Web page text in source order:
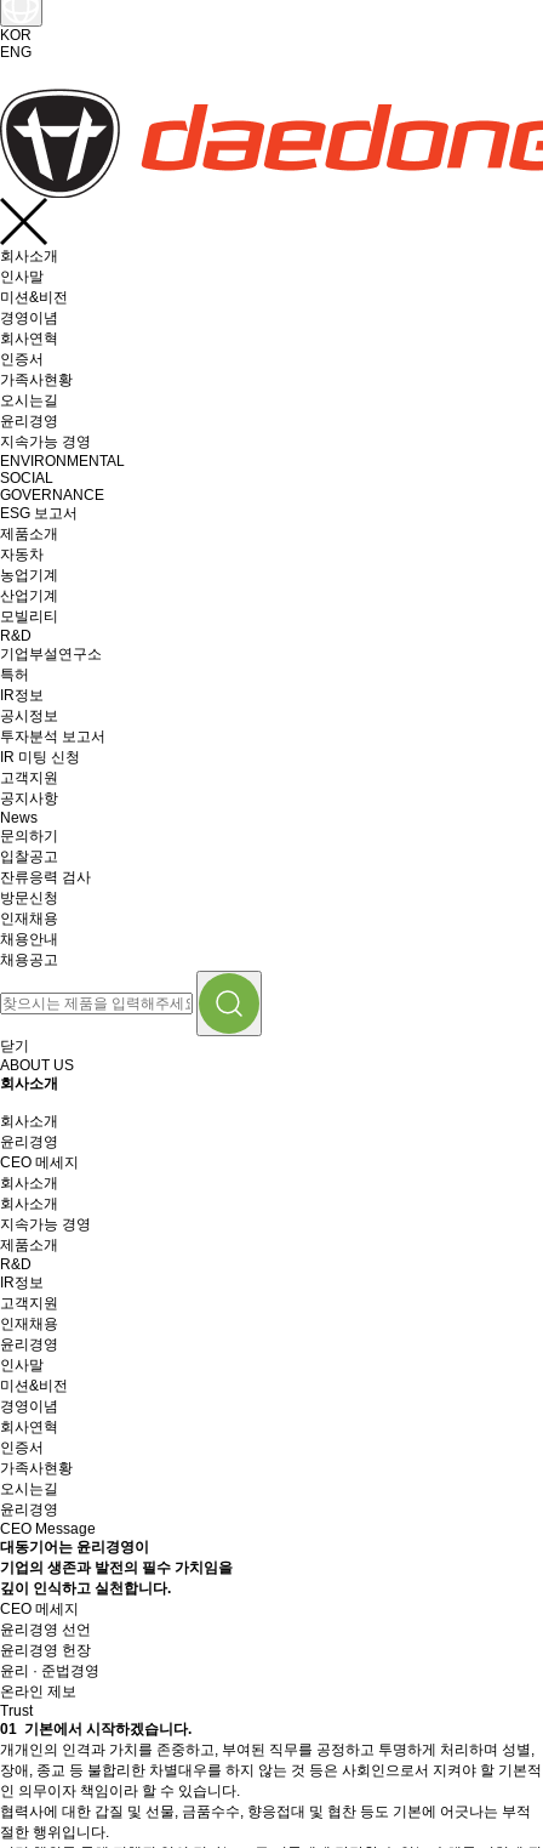
KOR
ENG
회사소개
인사말
미션&비전
경영이념
회사연혁
인증서
가족사현황
오시는길
윤리경영
지속가능 경영
ENVIRONMENTAL
SOCIAL
GOVERNANCE
ESG 보고서
제품소개
자동차
농업기계
산업기계
모빌리티
R&D
기업부설연구소
특허
IR정보
공시정보
투자분석 보고서
IR 미팅 신청
고객지원
공지사항
News
문의하기
입찰공고
잔류응력 검사
방문신청
인재채용
채용안내
채용공고
닫기
ABOUT US
회사소개
회사소개
윤리경영
CEO 메세지
회사소개
회사소개
지속가능 경영
제품소개
R&D
IR정보
고객지원
인재채용
윤리경영
인사말
미션&비전
경영이념
회사연혁
인증서
가족사현황
오시는길
윤리경영
CEO Message
대동기어는 윤리경영이
기업의 생존과 발전의 필수 가치 임을
깊이 인식하고 실천합니다.
CEO 메세지
윤리경영 선언
윤리경영 헌장
윤리 · 준법경영
온라인 제보
Trust
01 기본에서 시작하겠습니다.
개개인의 인격과 가치를 존중하고, 부여된 직무를 공정하고 투명하게 처리하며 성별,
장애, 종교 등 불합리한 차별대우를 하지 않는 것 등은 사회인으로서 지켜야 할 기본적
인 의무이자 책임이라 할 수 있습니다.
협력사에 대한 갑질 및 선물, 금품수수, 향응접대 및 협찬 등도 기본에 어긋나는 부적
절한 행위입니다.